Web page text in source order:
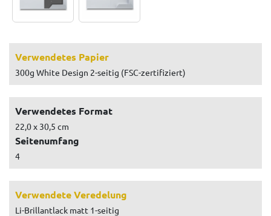
Verwendetes Papier
300g White Design 2-seitig (FSC-zertifiziert)
Verwendetes Format
22,0 x 30,5 cm
Seitenumfang
4
Verwendete Veredelung
Li-Brillantlack matt 1-seitig